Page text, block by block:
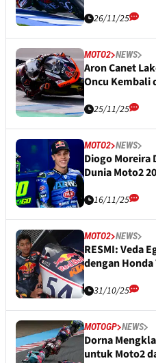
26/11/25
MOTO2 NEWS
Aron Canet
Oncu Kembali
25/11/25
MOTO2 NEWS
Diogo Moreira
Dunia Moto2
16/11/25
MOTO2 NEWS
RESMI: Veda
dengan Honda
31/10/25
MOTOGP NEWS
Dorna
untuk Moto2